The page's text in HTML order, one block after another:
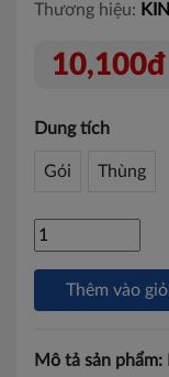
Thương hiệu:
10,100đ
Dung tích
Gói Thùng
Thêm vào
Mô tả sản phẩm: